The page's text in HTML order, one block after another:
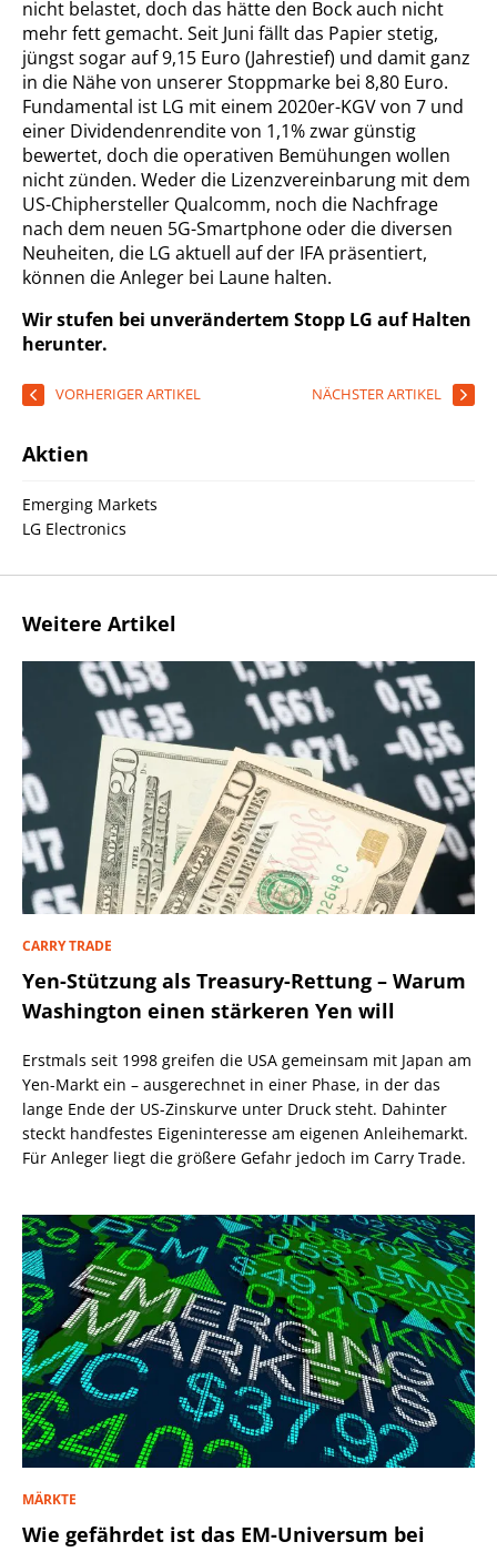
nicht belastet, doch das hätte den Bock auch nicht
mehr fett gemacht. Seit Juni fällt das Papier stetig,
jüngst sogar auf 9,15 Euro (Jahrestief) und damit ganz
in die Nähe von unserer Stoppmarke bei 8,80 Euro.
Fundamental ist LG mit einem 2020er-KGV von 7 und
einer Dividendenrendite von 1,1% zwar günstig
bewertet, doch die operativen Bemühungen wollen
nicht zünden. Weder die Lizenzvereinbarung mit dem
US-Chiphersteller Qualcomm, noch die Nachfrage
nach dem neuen 5G-Smartphone oder die diversen
Neuheiten, die LG aktuell auf der IFA präsentiert,
können die Anleger bei Laune halten.
Wir stufen bei unverändertem Stopp LG auf Halten
herunter.
VORHERIGER ARTIKEL NÄCHSTER ARTIKEL
Aktien
Emerging Markets
LG Electronics
Weitere Artikel
CARRY TRADE
Yen-Stützung als Treasury-Rettung – Warum
Washington einen stärkeren Yen will
Erstmals seit 1998 greifen die USA gemeinsam mit Japan am
Yen-Markt ein – ausgerechnet in einer Phase, in der das
lange Ende der US-Zinskurve unter Druck steht. Dahinter
steckt handfestes Eigeninteresse am eigenen Anleihemarkt.
Für Anleger liegt die größere Gefahr jedoch im Carry Trade.
MÄRKTE
Wie gefährdet ist das EM-Universum bei